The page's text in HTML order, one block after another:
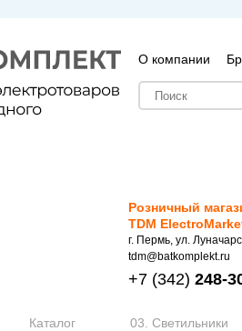
О компании
Розничный
TDM
г. Пермь, ул.
tdm@batkomplekt.ru
+7 (342) 248-
Каталог
03. Светильники